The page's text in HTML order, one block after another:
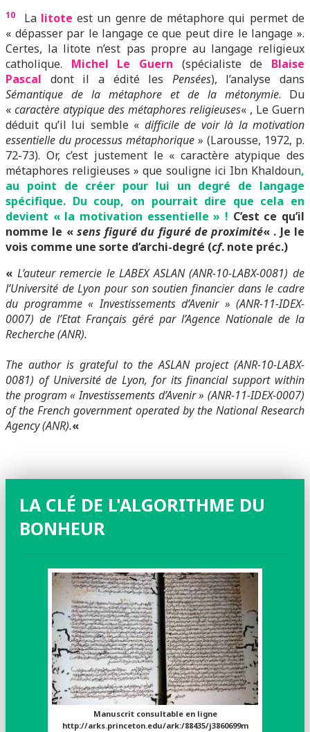
10 La litote est un genre de métaphore qui permet de
« dépasser par le langage ce que peut dire le langage ».
Certes, la litote n’est pas propre au langage religieux
catholique. Michel Le Guern (spécialiste de Blaise
Pascal dont il a édité les Pensées), l’analyse dans
Sémantique de la métaphore et de la métonymie. Du
« caractère atypique des métaphores religieuses« , Le Guern
déduit qu’il lui semble « difficile de voir là la motivation
essentielle du processus métaphorique » (Larousse, 1972, p.
72-73). Or, c’est justement le « caractère atypique des
métaphores religieuses » que souligne ici Ibn Khaldoun,
au point de créer pour lui un degré de langage
spécifique. Du coup, on pourrait dire que cela en
devient « la motivation essentielle » ! C’est ce qu’il
nomme le « sens figuré du figuré de proximité« . Je le
vois comme une sorte d’archi-degré (cf. note préc.)
« L’auteur remercie le LABEX ASLAN (ANR-10-LABX-0081) de
l’Université de Lyon pour son soutien financier dans le cadre
du programme « Investissements d’Avenir » (ANR-11-IDEX-
0007) de l’Etat Français géré par l’Agence Nationale de la
Recherche (ANR).
The author is grateful to the ASLAN project (ANR-10-LABX-
0081) of Université de Lyon, for its financial support within
the program « Investissements d’Avenir » (ANR-11-IDEX-0007)
of the French government operated by the National Research
Agency (ANR).«
LA CLÉ DE L'ALGORITHME DU
BONHEUR
Manuscrit consultable en ligne
http://arks.princeton.edu/ark:/88435/j3860699m